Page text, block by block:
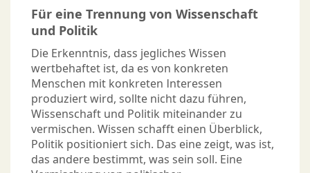
Für eine Trennung von Wissenschaft
und Politik
Die Erkenntnis, dass jegliches Wissen
wertbehaftet ist, da es von konkreten
Menschen mit konkreten Interessen
produziert wird, sollte nicht dazu führen,
Wissenschaft und Politik miteinander zu
vermischen. Wissen schafft einen Überblick,
Politik positioniert sich. Das eine zeigt, was ist,
das andere bestimmt, was sein soll. Eine